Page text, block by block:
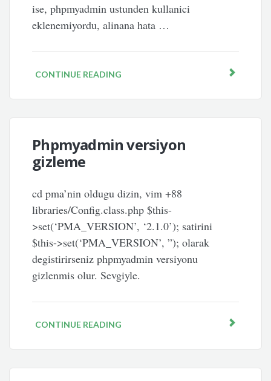
ise, phpmyadmin ustunden kullanici
eklenemiyordu, alinana hata …
CONTINUE READING
Phpmyadmin versiyon
gizleme
cd pma’nin oldugu dizin, vim +88
libraries/Config.class.php $this-
>set(‘PMA_VERSION’, ‘2.1.0’); satirini
$this->set(‘PMA_VERSION’, ”); olarak
degistirirseniz phpmyadmin versiyonu
gizlenmis olur. Sevgiyle.
CONTINUE READING